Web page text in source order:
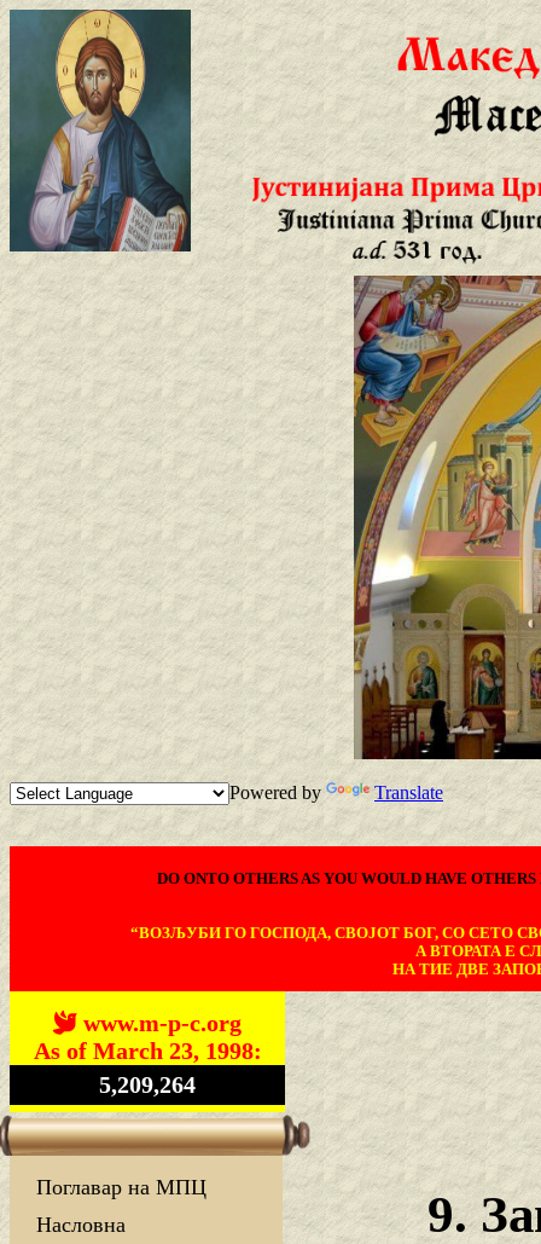
Powered by Translate
DO ONTO OTHERS AS YOU WOULD HAVE
“ВОЗЉУБИ ГО ГОСПОДА, СВОЈОТ БОГ, СО СЕТО
А ВТОРАТА Е
НА ТИЕ ДВЕ
www.m-p-c.org
As of March 23, 1998:
5,209,264
Поглавар на МПЦ
Насловна
9.